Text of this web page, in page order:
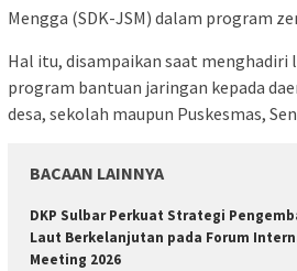
Mengga (SDK-JSM) dalam program
Hal itu, disampaikan saat menghadiri
program bantuan jaringan kepada
desa, sekolah maupun Puskesmas,
BACAAN LAINNYA
DKP Sulbar Perkuat Strategi
Laut Berkelanjutan pada Forum
Meeting 2026